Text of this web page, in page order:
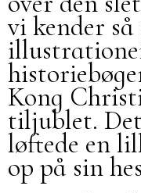
vi kender
Kong
tiljublet.
løftede en
op på sin